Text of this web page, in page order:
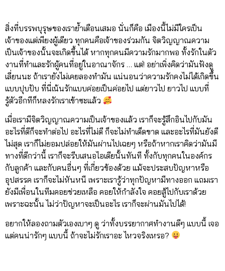
สิ่งที่บรรพบุรุษของเราย้ำเตือนเสมอ นั่นก็คือ เมืองนี้ไม่มีใครเป็น
เจ้าของแต่เพียงผู้เดียว ทุกคนคือเจ้าของร่วมกัน จิตวิญญาณความ
เป็นเจ้าของนั้นจะเกิดขึ้นได้ หากทุกคนมีความรักมากพอ ทั้งรักในตัว
งานที่ทำและรักผู้คนที่อยู่ในอาณาจักร … แต่! อย่าเพิ่งคิดว่ามันฟังดู
เลี่ยนนะ ถ้าเรายังไม่เคยลองทำมัน แน่นอนว่าความรักคงไม่ได้เกิดขึ้น
แบบปุบปับ ที่นี่เน้นรักแบบค่อยเป็นค่อยไป แต่ยาวไป ยาวไป แบบที่
รู้ตัวอีกทีก็หลงรักเราเข้าซะแล้ว
เมื่อเรามีจิตวิญญาณความเป็นเจ้าของแล้ว เราก็จะรู้สึกอินไปกับมัน
อะไรที่ดีก็จะทำต่อไป อะไรที่ไม่ดี ก็จะไม่ทำเด็ดขาด และอะไรที่มันยังดี
ไม่สุด เราก็ไม่ยอมปล่อยให้มันผ่านไปเฉยๆ หรือถ้าหากเราคิดว่ามันมี
ทางที่ดีกว่านี้ เราก็จะรีบเสนอไอเดียนั้นทันที ทั้งกับทุกคนในองค์กร
กับลูกค้า และกับคนอื่นๆ ที่เกี่ยวข้องด้วย แม้จะประสบปัญหาหรือ
อุปสรรค เราก็จะไม่หันหนี เพราะเรารู้ว่าทุกปัญหามีทางออก แถมเรา
ยังมีเพื่อนในทีมคอยช่วยเหลือ คอยให้กำลังใจ คอยสู้ไปกับเราด้วย
เพราะฉะนั้น ไม่ว่าปัญหาจะเป็นอะไร เราก็จะผ่านมันไปได้!
อยากให้ลองถามตัวเองเบาๆ ดู ว่าทั้งบรรยากาศทำงานดีๆ แบบนี้ เจอ
แต่คนน่ารักๆ แบบนี้ ถ้าจะไม่รักเราอะ ไหวจริงเหรอ?